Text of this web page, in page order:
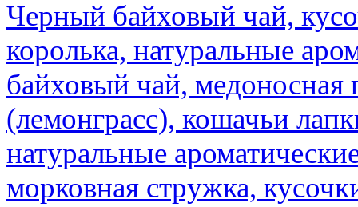
Черный байховый чай,
королька, натуральные
байховый чай, медоносная
(лемонграсс), кошачьи
натуральные
морковная стружка,